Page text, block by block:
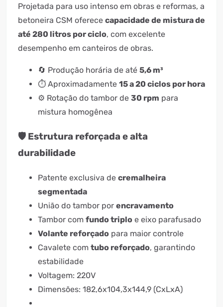
Projetada para uso intenso em obras e reformas, a
betoneira CSM oferece capacidade de mistura de
até 280 litros por ciclo, com excelente
desempenho em canteiros de obras.
🔄 Produção horária de até 5,6 m³
⏱️ Aproximadamente 15 a 20 ciclos por hora
⚙️ Rotação do tambor de 30 rpm para
mistura homogênea
🛡️ Estrutura reforçada e alta
durabilidade
Patente exclusiva de cremalheira
segmentada
União do tambor por encravamento
Tambor com fundo triplo e eixo parafusado
Volante reforçado para maior controle
Cavalete com tubo reforçado, garantindo
estabilidade
Voltagem: 220V
Dimensões: 182,6x104,3x144,9 (CxLxA)